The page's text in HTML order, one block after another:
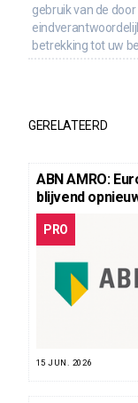
gebruik van de
betrekking tot uw
GERELATEERD
ABN AMRO:
blijvend
PRO
15 JUN. 2026